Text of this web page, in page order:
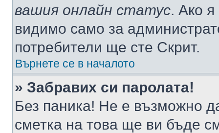
вашия онлайн статус. Ако
видимо само за
потребители ще сте Скрит.
Върнете се в началото
» Забравих си паролата!
Без паника! Не е възможно
сметка на това ще ви бъде